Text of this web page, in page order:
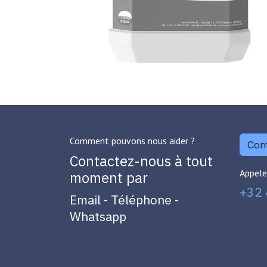
Comment pouvons nous aider ?
Contactez-nous à tout
moment par
Email - Téléphone -
Whatsapp
+32